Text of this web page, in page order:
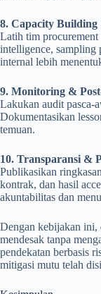
8. Capacity
Latih tim
intelligence, sampling
internal lebih
9. Monitoring &
Lakukan audit pasca-
Dokumentasikan
temuan.
10. Transparansi &
Publikasikan
kontrak, dan hasil
akuntabilitas dan
Dengan kebijakan ini,
mendesak tanpa
pendekatan berbasis
mitigasi mutu telah